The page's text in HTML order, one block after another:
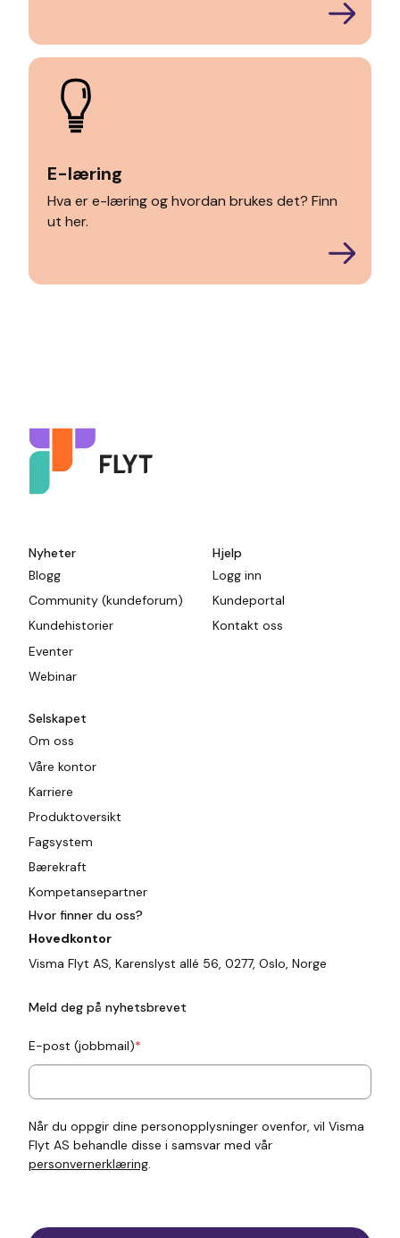
E-læring
Hva er e-læring og hvordan brukes det? Finn
ut her.
Meld deg på nyhetsbrevet
E-post (jobbmail)*
Når du oppgir dine personopplysninger ovenfor, vil Visma
Flyt AS behandle disse i samsvar med vår
personvernerklæring.
Nyheter
Blogg
Community (kundeforum)
Kundehistorier
Eventer
Webinar
Hjelp
Logg inn
Kundeportal
Kontakt oss
Selskapet
Om oss
Våre kontor
Karriere
Produktoversikt
Fagsystem
Bærekraft
Kompetansepartner
Hvor finner du oss?
Hovedkontor
Visma Flyt AS, Karenslyst allé 56, 0277, Oslo, Norge